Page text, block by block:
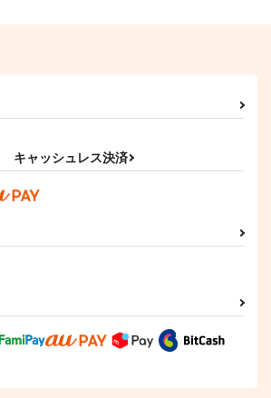
作品詳細 作品詳細
オクジー×バデーニ
629円（税込）
潮江文次郎×立花仙蔵
キャッシュレス決済